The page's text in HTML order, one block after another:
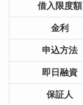
借入限度額
金利
申込方法
即日融資
保証人